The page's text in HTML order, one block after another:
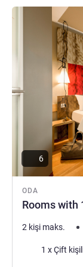
ODA
Rooms with
Ayrıntıları göster
6
2 kişi maks.
1 x Çift